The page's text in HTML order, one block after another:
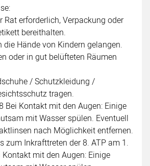
Rat erforderlich, Verpackung oder
bereithalten.
die Hände von Kindern gelangen.
oder in gut belüfteten Räumen
/ Schutzkleidung /
tragen.
Bei Kontakt mit den Augen: Einige
mit Wasser spülen. Eventuell
nach Möglichkeit entfernen.
zum Inkrafttreten der 8. ATP am 1.
Kontakt mit den Augen: Einige